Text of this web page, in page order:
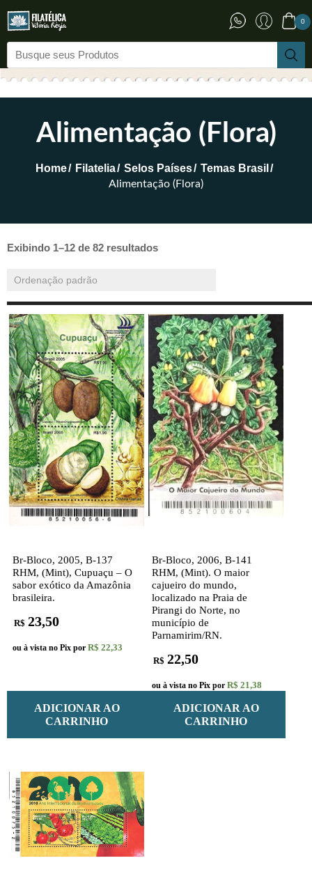
0
Alimentação (Flora)
Home Filatelia Selos Países Temas Brasil
Alimentação (Flora)
Exibindo 1–12 de 82 resultados
Br-Bloco, 2005, B-137
RHM, (Mint), Cupuaçu – O
sabor exótico da Amazônia
brasileira.
R$ 23,50
ou à vista no Pix por R$ 22,33
ADICIONAR AO
CARRINHO
Br-Bloco, 2006, B-141
RHM, (Mint). O maior
cajueiro do mundo,
localizado na Praia de
Pirangi do Norte, no
município de
Parnamirim/RN.
R$ 22,50
ou à vista no Pix por R$ 21,38
ADICIONAR AO
CARRINHO